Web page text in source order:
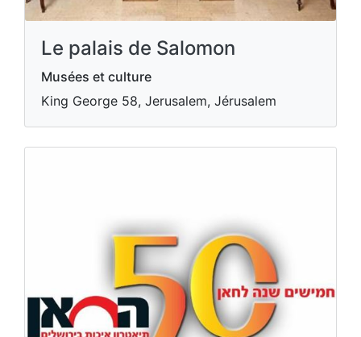
Le palais de Salomon
Musées et culture
King George 58, Jerusalem, Jérusalem